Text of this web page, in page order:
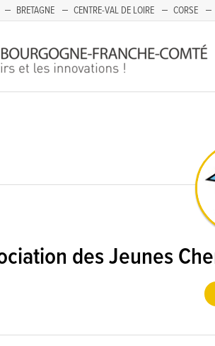
BRETAGNE CENTRE-VAL DE LOIRE CORSE
des Jeunes